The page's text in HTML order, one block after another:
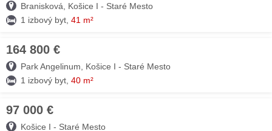
Branisková, Košice I - Staré Mesto
1 izbový byt, 41 m²
164 800 €
Park Angelinum, Košice I - Staré Mesto
1 izbový byt, 40 m²
97 000 €
Košice I - Staré Mesto